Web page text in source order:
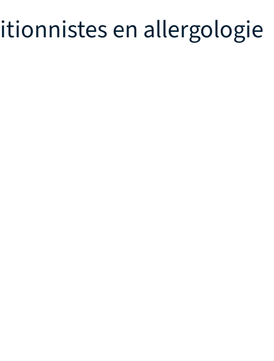
en allergologie